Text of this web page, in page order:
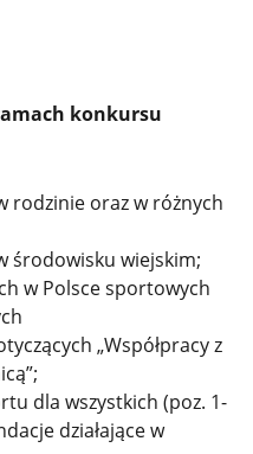
konkursu
rodzinie oraz w różnych
środowisku wiejskim;
w Polsce sportowych
„Współpracy z
dla wszystkich (poz. 1-
działające w